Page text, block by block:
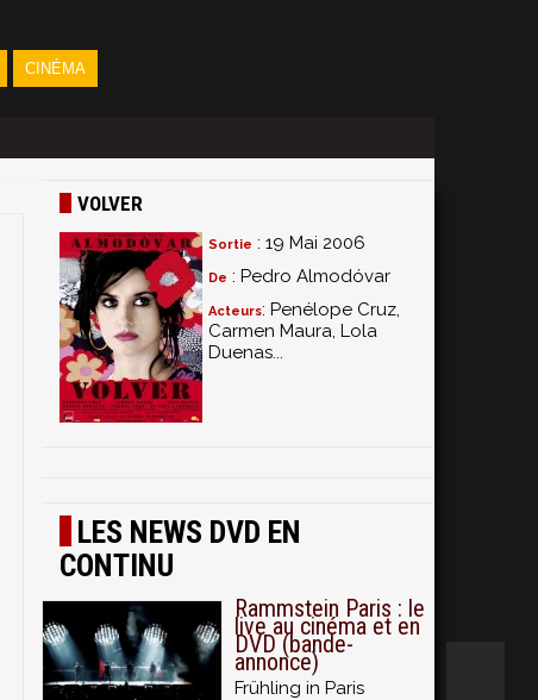
CINÉMA
VOLVER
Sortie : 19 Mai 2006
De : Pedro Almodóvar
Acteurs: Penélope Cruz,
Carmen Maura, Lola
Duenas...
LES NEWS DVD EN
CONTINU
Rammstein Paris : le
live au cinéma et en
DVD (bande-
annonce)
Frühling in Paris